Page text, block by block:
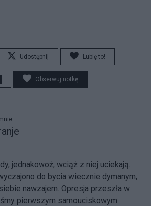
Udostępnij Lubię to!
Obserwuj notkę
jednakowoż, wciąż z niej uciekają.
do bycia wiecznie dymanym,
nawzajem. Opresja przeszła w
pierwszym samouciskowym